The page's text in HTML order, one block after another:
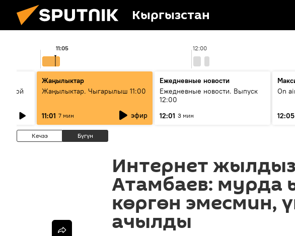
Кыргызстан
12:00
11:05
Жаңылыктар
Жаңылыктар. Чыгарылыш 11:00
11:01 7 мин эфир
Ежедневные новости
Ежедневные новости. Выпуск
12:00
12:01 3 мин
On
12:05
Кечээ Бүгүн
Интернет
Атамбаев: мурда
көргөн эмесмин,
ачылды